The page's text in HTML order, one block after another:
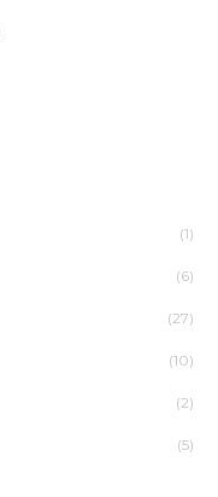
(1)
(6)
(27)
(10)
(2)
(5)